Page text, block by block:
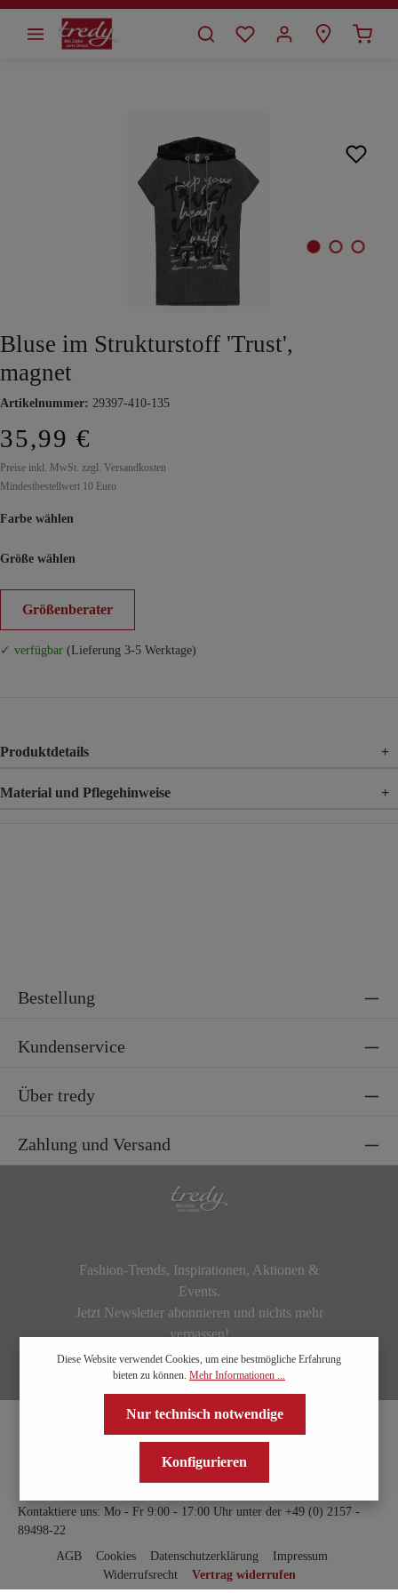
springen
Bluse im Strukturstoff 'Trust',
magnet
Artikelnummer: 29397-410-135
35,99 €
Preise inkl. MwSt. zzgl. Versandkosten
Mindestbestellwert 10 Euro
Farbe wählen
Größe wählen
Größenberater
✓ verfügbar (Lieferung 3-5 Werktage)
Produktdetails +
Material und Pflegehinweise +
Bestellung
Kundenservice
Über tredy
Zahlung und Versand
Fashion-Trends, Inspirationen, Aktionen &
Events.
Jetzt Newsletter abonnieren und nichts mehr
verpassen!
Kontaktiere uns: Mo - Fr 9:00 - 17:00 Uhr unter der +49 (0) 2157 -
89498-22
AGB
Cookies Datenschutzerklärung
Impressum
Widerrufsrecht
Vertrag widerrufen
Diese Website verwendet Cookies, um eine bestmögliche Erfahrung
bieten zu können. Mehr Informationen ...
Nur technisch notwendige
Konfigurieren